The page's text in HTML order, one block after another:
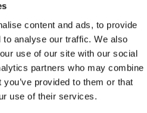
content and ads, to provide
analyse our traffic. We also
use of our site with our social
partners who may combine
provided to them or that
use of their services.
zur Reduzierung
und zum
indem Sie den
Systeme,